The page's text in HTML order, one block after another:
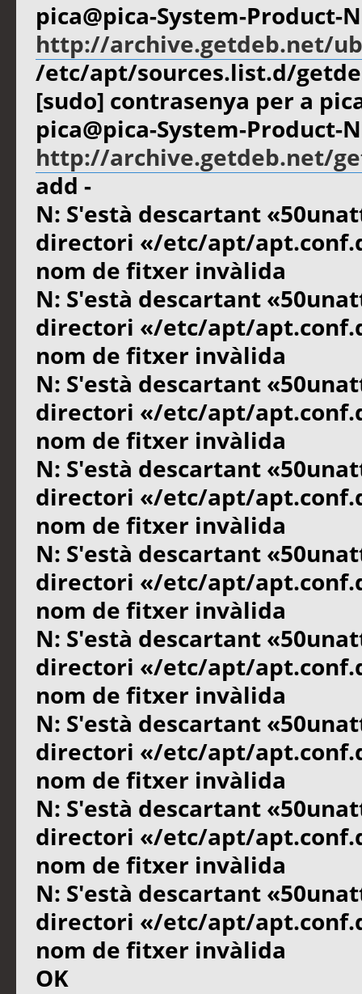
pica@pica-System-Product-
http://archive.getdeb.net/
/etc/apt/sources.list.d/
[sudo] contrasenya per a
pica@pica-System-Product-
http://archive.getdeb.net/
add -
N: S'està descartant
directori «/etc/apt/
nom de fitxer invàlida
N: S'està descartant
directori «/etc/apt/
nom de fitxer invàlida
N: S'està descartant
directori «/etc/apt/
nom de fitxer invàlida
N: S'està descartant
directori «/etc/apt/
nom de fitxer invàlida
N: S'està descartant
directori «/etc/apt/
nom de fitxer invàlida
N: S'està descartant
directori «/etc/apt/
nom de fitxer invàlida
N: S'està descartant
directori «/etc/apt/
nom de fitxer invàlida
N: S'està descartant
directori «/etc/apt/
nom de fitxer invàlida
N: S'està descartant
directori «/etc/apt/
nom de fitxer invàlida
OK